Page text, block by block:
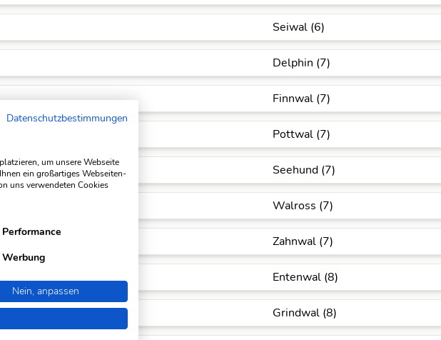
Seiwal (6)
Delphin (7)
Finnwal (7)
Pottwal (7)
Seehund (7)
Walross (7)
Zahnwal (7)
Entenwal (8)
Grindwal (8)
Datenschutzbestimmungen
um unsere Webseite
ein großartiges Webseiten-
uns verwendeten Cookies
Performance
Werbung
Nein, anpassen